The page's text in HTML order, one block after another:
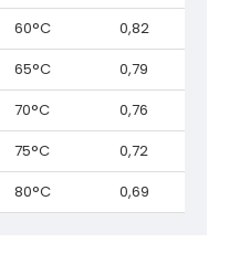
60°C
0,82
65°C
0,79
70°C
0,76
75°C
0,72
80°C 0,69